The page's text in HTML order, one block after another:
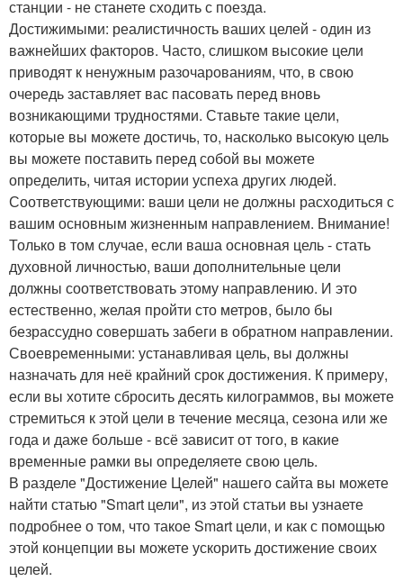
станции - не станете сходить с поезда.
Достижимыми: реалистичность ваших целей - один из
важнейших факторов. Часто, слишком высокие цели
приводят к ненужным разочарованиям, что, в свою
очередь заставляет вас пасовать перед вновь
возникающими трудностями. Ставьте такие цели,
которые вы можете достичь, то, насколько высокую цель
вы можете поставить перед собой вы можете
определить, читая истории успеха других людей.
Соответствующими: ваши цели не должны расходиться с
вашим основным жизненным направлением. Внимание!
Только в том случае, если ваша основная цель - стать
духовной личностью, ваши дополнительные цели
должны соответствовать этому направлению. И это
естественно, желая пройти сто метров, было бы
безрассудно совершать забеги в обратном направлении.
Своевременными: устанавливая цель, вы должны
назначать для неё крайний срок достижения. К примеру,
если вы хотите сбросить десять килограммов, вы можете
стремиться к этой цели в течение месяца, сезона или же
года и даже больше - всё зависит от того, в какие
временные рамки вы определяете свою цель.
В разделе "Достижение Целей" нашего сайта вы можете
найти статью "Smart цели", из этой статьи вы узнаете
подробнее о том, что такое Smart цели, и как с помощью
этой концепции вы можете ускорить достижение своих
целей.